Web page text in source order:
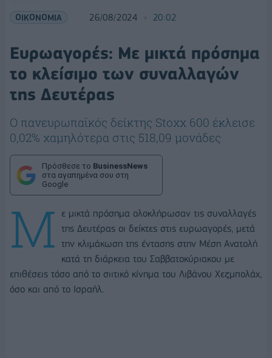
ΟΙΚΟΝΟΜΙΑ 26/08/2024 20:02
Ευρωαγορές: Με μικτά πρόσημα
το κλείσιμο των συναλλαγών
της Δευτέρας
Ο πανευρωπαϊκός δείκτης Stoxx 600 έκλεισε
0,02% χαμηλότερα στις 518,09 μονάδες
Πρόσθεσε το BusinessNews
στα αγαπημένα σου στη
Google
Μ
ε μικτά πρόσημα ολοκλήρωσαν τις συναλλαγές
της Δευτέρας οι δείκτες στις ευρωαγορές, μετά
την κλιμάκωση της έντασης στην Μέση Ανατολή
κατά τη διάρκεια του Σαββατοκύριακου με
επιθέσεις τόσο από το σιιτικό κίνημα του Λιβάνου Χεζμπολάχ,
όσο και από το Ισραήλ.